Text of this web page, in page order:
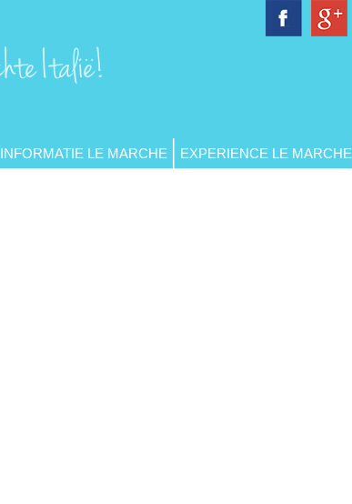
INFORMATIE LE MARCHE EXPERIENCE LE MARCHE